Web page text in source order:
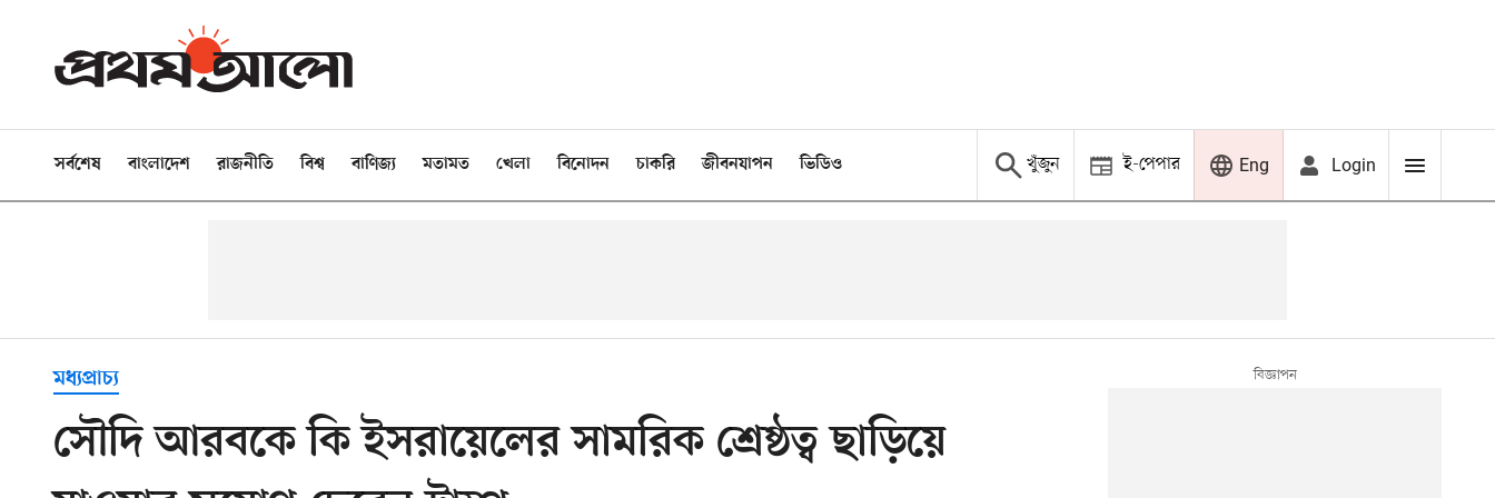
সর্বশেষ বাংলাদেশ রাজনীতি বিশ্ব বাণিজ্য মতামত খেলা বিনোদন চাকরি জীবনযাপন ভিডিও খুঁজুন ই-পেপার Eng Login
মধ্যপ্রাচ্য
সৌদি আরবকে কি ইসরায়েলের সামরিক শ্রেষ্ঠত্ব ছাড়িয়ে